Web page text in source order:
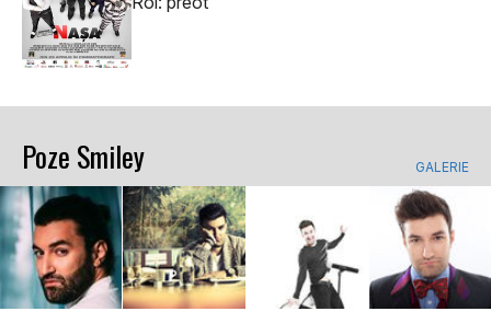
Poze Smiley GALERIE